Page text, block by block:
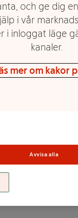
sukker,
och ge dig
i vår
i inloggat läge
kanaler.
mer om kakor
Avvisa alla